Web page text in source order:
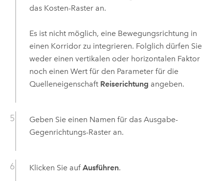
das Kosten-Raster an.
Es ist nicht möglich, eine Bewegungsrichtung in
einen Korridor zu integrieren. Folglich dürfen Sie
weder einen vertikalen oder horizontalen Faktor
noch einen Wert für den Parameter für die
Quelleneigenschaft Reiserichtung angeben.
Geben Sie einen Namen für das Ausgabe-
Gegenrichtungs-Raster an.
Klicken Sie auf Ausführen.